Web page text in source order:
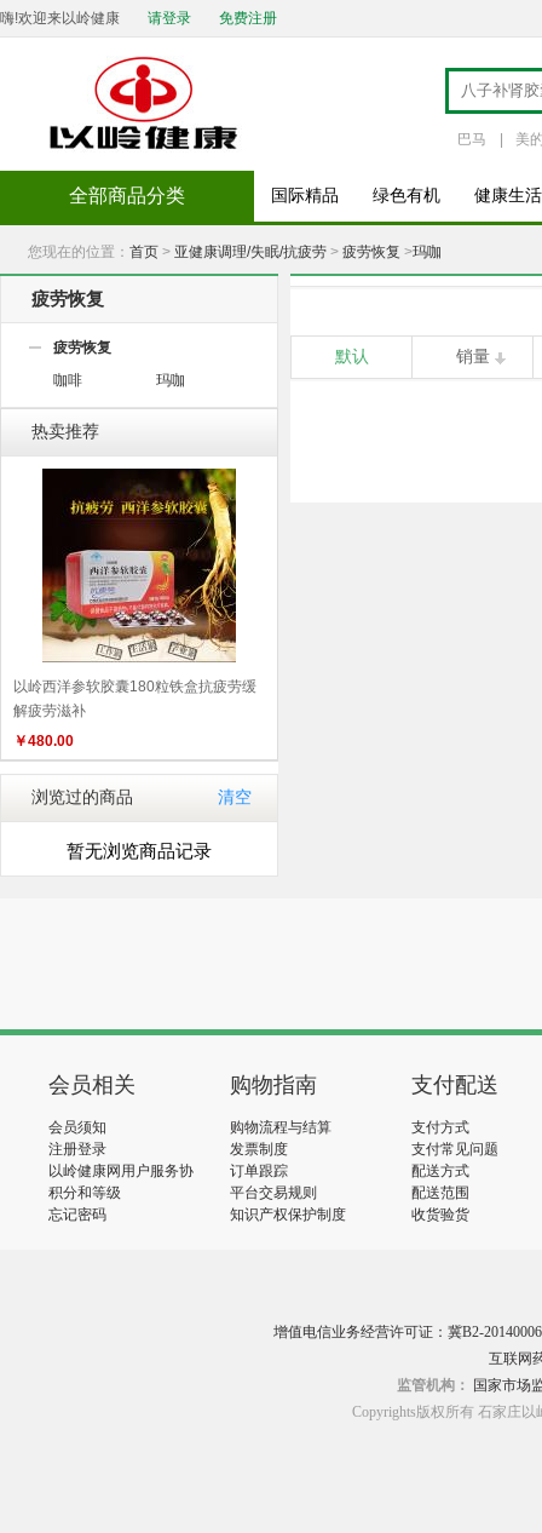
嗨!欢迎来以岭健康 请登录 免费注册
巴马 美
全部商品分类 国际精品 绿色有机 健康生活
您现在的位置： 首页 > 亚健康调理/失眠/抗疲劳 > 疲劳恢复 >玛咖
疲劳恢复
疲劳恢复
咖啡
玛咖
热卖推荐
以岭西洋参软胶囊180粒铁盒抗疲劳缓
解疲劳滋补
￥480.00
浏览过的商品 清空
暂无浏览商品记录
默认 销量
会员相关
会员须知
注册登录
以岭健康网用户服务协
议
积分和等级
忘记密码
购物指南
购物流程与结算
发票制度
订单跟踪
平台交易规则
知识产权保护制度
支付配送
支付方式
支付常见问题
配送方式
配送范围
收货验货
增值电信业务经营许可证：冀B2-20140006
互联网
监管机构：
国家市场
Copyrights版权所有 石家庄